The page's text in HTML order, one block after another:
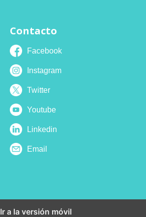
Contacto
Facebook
Instagram
Twitter
Youtube
Linkedin
Email
Ir a la versión móvil